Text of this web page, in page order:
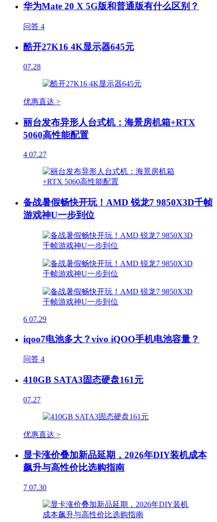
华为Mate 20 X 5G版和普通版有什么区别？
问答 4
酷开27K16 4K显示器645元
07.28
优惠直达 >
丽台发布异形人台式机：海景房机箱+RTX
5060高性能配置
4 07.27
备战暑假畅快开玩！AMD 锐龙7 9850X3D千帧
游戏神U一步到位
6 07.29
iqoo7电池多大？vivo iQOO手机电池容量？
问答 4
410GB SATA3固态硬盘161元
07.27
优惠直达 >
显卡涨价叠加新品延期，2026年DIY装机成本
飙升与高性价比选购指南
7 07.30